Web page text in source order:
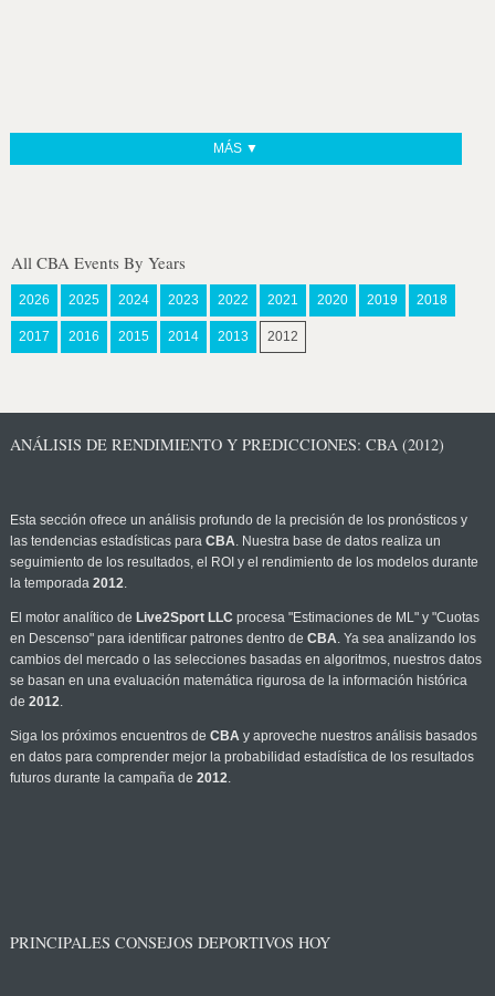
MÁS ▼
All CBA Events By Years
2026 2025 2024 2023 2022 2021 2020 2019 2018
2017 2016 2015 2014 2013 2012
ANÁLISIS DE RENDIMIENTO Y PREDICCIONES: CBA (2012)
Esta sección ofrece un análisis profundo de la precisión de los pronósticos y
las tendencias estadísticas para CBA. Nuestra base de datos realiza un
seguimiento de los resultados, el ROI y el rendimiento de los modelos durante
la temporada 2012.
El motor analítico de Live2Sport LLC procesa "Estimaciones de ML" y "Cuotas
en Descenso" para identificar patrones dentro de CBA. Ya sea analizando los
cambios del mercado o las selecciones basadas en algoritmos, nuestros datos
se basan en una evaluación matemática rigurosa de la información histórica
de 2012.
Siga los próximos encuentros de CBAy aproveche nuestros análisis basados
en datos para comprender mejor la probabilidad estadística de los resultados
futuros durante la campaña de 2012.
PRINCIPALES CONSEJOS DEPORTIVOS HOY